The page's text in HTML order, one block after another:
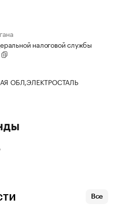
налоговой службы
ОБЛ,ЭЛЕКТРОСТАЛЬ
Все